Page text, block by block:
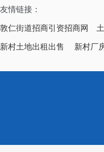
友情链接：
敦仁街道招商引资招商网
新村土地出租出售 新村厂